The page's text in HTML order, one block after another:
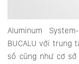
Aluminum
BUCALU với trung
sổ cũng như cơ